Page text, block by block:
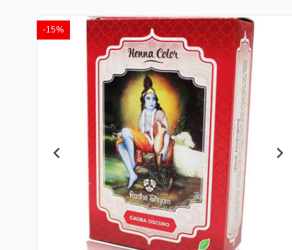
-15%